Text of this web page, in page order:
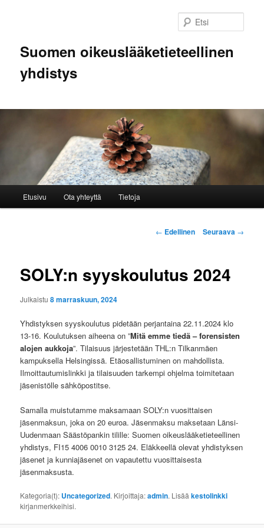
Suomen oikeuslääketieteellinen
yhdistys
Etusivu Ota yhteyttä Tietoja
Artikkelien
← Edellinen Seuraava →
SOLY:n syyskoulutus 2024
Julkaistu8 marraskuun, 2024
Yhdistyksen syyskoulutus pidetään perjantaina 22.11.2024 klo
13-16. Koulutuksen aiheena on ”Mitä emme tiedä – forensisten
alojen aukkoja”. Tilaisuus järjestetään THL:n Tilkanmäen
kampuksella Helsingissä. Etäosallistuminen on mahdollista.
Ilmoittautumislinkki ja tilaisuuden tarkempi ohjelma toimitetaan
jäsenistölle sähköpostitse.
Samalla muistutamme maksamaan SOLY:n vuosittaisen
jäsenmaksun, joka on 20 euroa. Jäsenmaksu maksetaan Länsi-
Uudenmaan Säästöpankin tilille: Suomen oikeuslääketieteellinen
yhdistys, FI15 4006 0010 3125 24. Eläkkeellä olevat yhdistyksen
jäsenet ja kunniajäsenet on vapautettu vuosittaisesta
jäsenmaksusta.
Kategoria(t): Uncategorized. Kirjoittaja:admin. Lisääkestolinkki
kirjanmerkkeihisi.